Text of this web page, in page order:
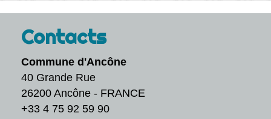
Contacts
Commune d'Ancône
40 Grande Rue
26200 Ancône - FRANCE
+33 4 75 92 59 90